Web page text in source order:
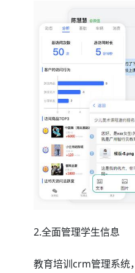
2.全面管理学生信息
教育培训crm管理系统